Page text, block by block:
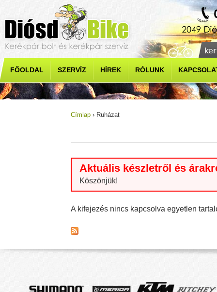
Jump to navigation
FŐOLDAL SZERVÍZ HÍREK RÓLUNK
Címlap › Ruházat
Aktuális készletről és
Köszönjük!
A kifejezés nincs kapcsolva egyetlen